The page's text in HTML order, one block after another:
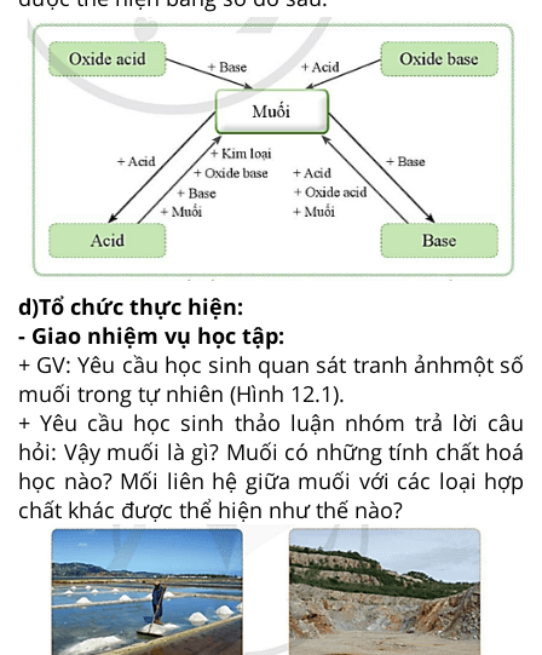
d)Tổ chức thực hiện:
- Giao nhiệm vụ học tập:
+ GV: Yêu cầu học sinh quan sát tranh ảnhmột số
muối trong tự nhiên (Hình 12.1).
+ Yêu cầu học sinh thảo luận nhóm trả lời câu
hỏi: Vậy muối là gì? Muối có những tính chất hoá
học nào? Mối liên hệ giữa muối với các loại hợp
chất khác được thể hiện như thế nào?